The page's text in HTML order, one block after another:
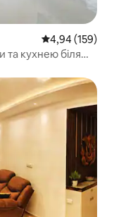
Середня
4,94 (159)
кухнею біля